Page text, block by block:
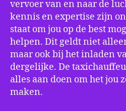
vervoer van en naar de
kennis en expertise zijn
staat om jou op de best
helpen. Dit geldt niet
maar ook bij het inladen
dergelijke. De
alles aan doen om het jou
maken.